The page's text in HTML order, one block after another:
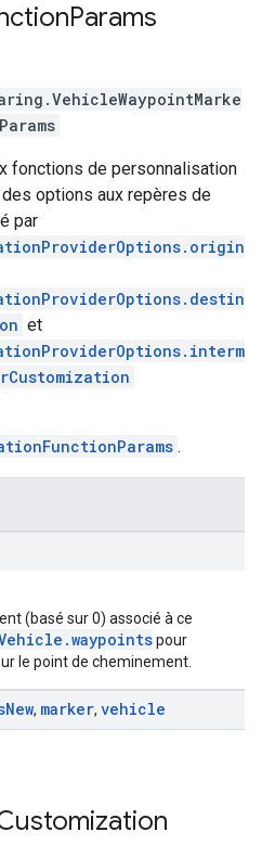
Params
.VehicleWaypointMarke
fonctions de personnalisation
options aux repères de
par
et
.
(basé sur 0) associé à ce
pour
le point de cheminement.
New, marker, vehicle